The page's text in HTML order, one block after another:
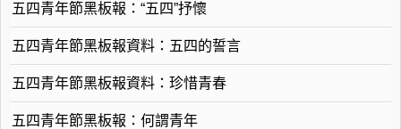
五四青年節黑板報：“五四”抒懷
五四青年節黑板報資料：五四的誓言
五四青年節黑板報資料：珍惜青春
五四青年節黑板報：何謂青年